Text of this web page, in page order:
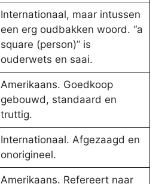
Internationaal, maar intussen
een erg oudbakken woord. “a
square (person)” is
ouderwets en saai.
Amerikaans. Goedkoop
gebouwd, standaard en
truttig.
Internationaal. Afgezaagd en
onorigineel.
Amerikaans. Refereert naar